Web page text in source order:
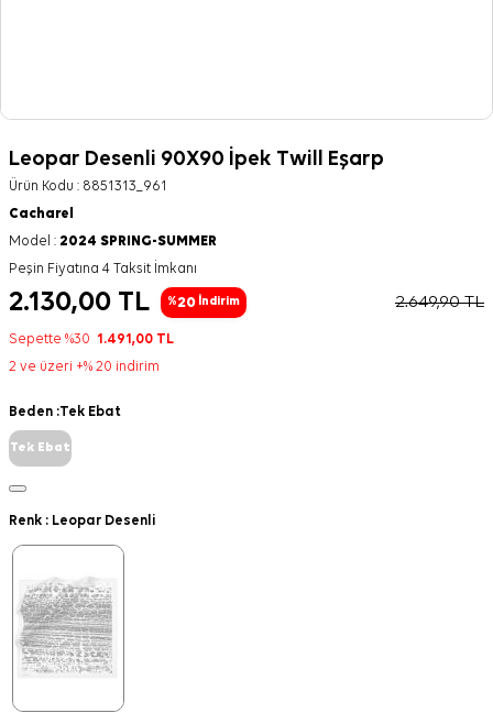
Leopar Desenli 90X90 İpek Twill Eşarp
Ürün Kodu : 8851313_961
Cacharel
Model : 2024 SPRING-SUMMER
Peşin Fiyatına 4 Taksit İmkanı
2.130,00 TL %20 İndirim 2.649,90TL
Sepette %30 1.491,00 TL
2 ve üzeri +% 20 indirim
Beden :Tek Ebat
Tek Ebat
Renk : Leopar Desenli